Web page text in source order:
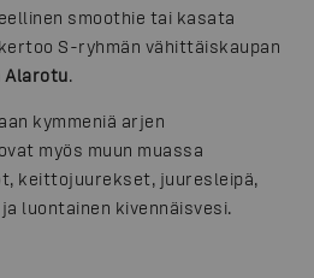
smoothie tai kasata
S-ryhmän vähittäiskaupan
Alarotu.
kymmeniä arjen
myös muun muassa
keittojuurekset, juuresleipä,
luontainen kivennäisvesi.